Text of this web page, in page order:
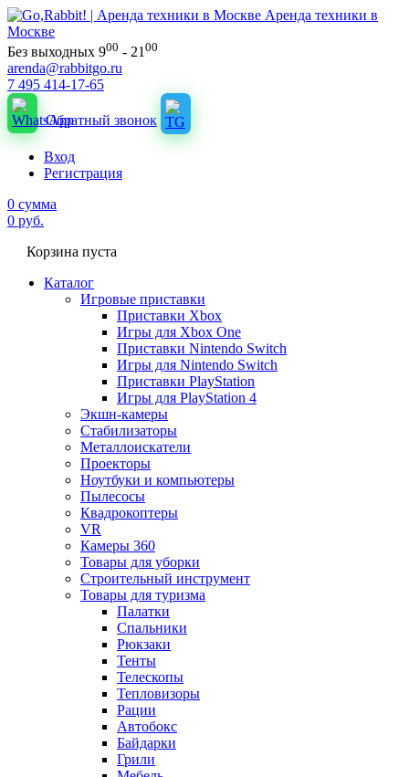
Аренда техники в
Москве
Без выходных 900 - 21 00
arenda@rabbitgo.ru
7 495 414-17-65
Обратный звонок
Вход
Регистрация
0 сумма
0 руб.
Корзина пуста
Каталог
Игровые приставки
Приставки Xbox
Игры для Xbox One
Приставки Nintendo Switch
Игры для Nintendo Switch
Приставки PlayStation
Игры для PlayStation 4
Экшн-камеры
Стабилизаторы
Металлоискатели
Проекторы
Ноутбуки и компьютеры
Пылесосы
Квадрокоптеры
VR
Камеры 360
Товары для уборки
Строительный инструмент
Товары для туризма
Палатки
Спальники
Рюкзаки
Тенты
Телескопы
Тепловизоры
Рации
Автобокс
Байдарки
Грили